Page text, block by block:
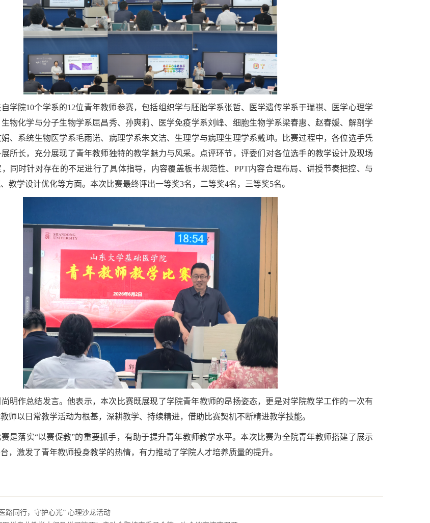
学院10个学系的12位青年教师参赛，包括组织学与胚胎学系张哲、医学遗传学系于瑞祺、医学心理学
物化学与分子生物学系屈昌秀、孙爽莉、医学免疫学系刘峰、细胞生物学系梁春惠、赵春媛、解剖学
、系统生物医学系毛雨诺、病理学系朱文洁、生理学与病理生理学系戴珅。比赛过程中，各位选手凭
所长，充分展现了青年教师独特的教学魅力与风采。点评环节，评委们对各位选手的教学设计及现场
同时针对存在的不足进行了具体指导，内容覆盖板书规范性、PPT内容合理布局、讲授节奏把控、与
教学设计优化等方面。本次比赛最终评出一等奖3名，二等奖4名，三等奖5名。
明作总结发言。他表示，本次比赛既展现了学院青年教师的昂扬姿态，更是对学院教学工作的一次有
师以日常教学活动为根基，深耕教学、持续精进，借助比赛契机不断精进教学技能。
是落实“以赛促教”的重要抓手，有助于提升青年教师教学水平。本次比赛为全院青年教师搭建了展示
，激发了青年教师投身教学的热情，有力推动了学院人才培养质量的提升。
路同行，守护心光” 心理沙龙活动